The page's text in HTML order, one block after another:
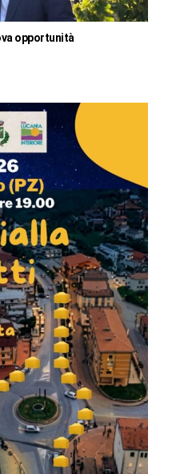
opportunità